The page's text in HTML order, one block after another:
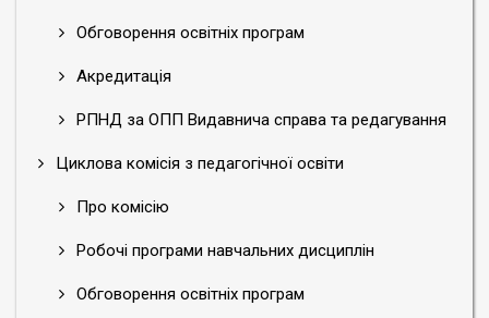
Обговорення освітніх програм
Акредитація
РПНД за ОПП Видавнича справа та редагування
Циклова комісія з педагогічної освіти
Про комісію
Робочі програми навчальних дисциплін
Обговорення освітніх програм